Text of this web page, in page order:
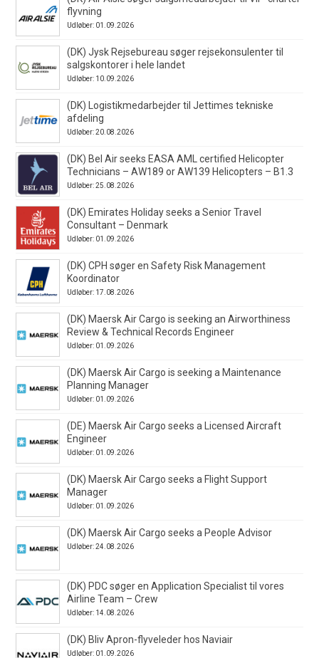
flyvning
Udløber: 01.09.2026
(DK) Jysk Rejsebureau søger rejsekonsulenter til
salgskontorer i hele landet
Udløber: 10.09.2026
(DK) Logistikmedarbejder til Jettimes tekniske
afdeling
Udløber: 20.08.2026
(DK) Bel Air seeks EASA AML certified Helicopter
Technicians – AW189 or AW139 Helicopters – B1.3
Udløber: 25.08.2026
(DK) Emirates Holiday seeks a Senior Travel
Consultant – Denmark
Udløber: 01.09.2026
(DK) CPH søger en Safety Risk Management
Koordinator
Udløber: 17.08.2026
(DK) Maersk Air Cargo is seeking an Airworthiness
Review & Technical Records Engineer
Udløber: 01.09.2026
(DK) Maersk Air Cargo is seeking a Maintenance
Planning Manager
Udløber: 01.09.2026
(DE) Maersk Air Cargo seeks a Licensed Aircraft
Engineer
Udløber: 01.09.2026
(DK) Maersk Air Cargo seeks a Flight Support
Manager
Udløber: 01.09.2026
(DK) Maersk Air Cargo seeks a People Advisor
Udløber: 24.08.2026
(DK) PDC søger en Application Specialist til vores
Airline Team – Crew
Udløber: 14.08.2026
(DK) Bliv Apron-flyveleder hos Naviair
Udløber: 01.09.2026